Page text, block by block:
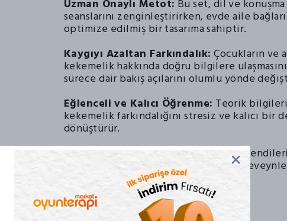
Uzman Onaylı Metot: Bu set, dil ve
seanslarını zenginleştirirken, evde aile
optimize edilmiş bir tasarıma sahiptir.
Kaygıyı Azaltan Farkındalık: Çocukların ve
kekemelik hakkında doğru bilgilere
sürece dair bakış açılarını olumlu yönde
Eğlenceli ve Kalıcı Öğrenme: Teorik
kekemelik farkındalığını stresiz ve kalıcı bir
dönüştürür.
Duygusal İfade Desteği: Çocukların
ifade etmelerine yardımcı olurken,
Ürün İçeriği